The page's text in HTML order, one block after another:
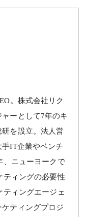
。株式会社リク
ーとして7年のキ
を設立。法人営
IT企業やベンチ
、ニューヨークで
ティングの必要性
ティングエージェ
ティングプロジ